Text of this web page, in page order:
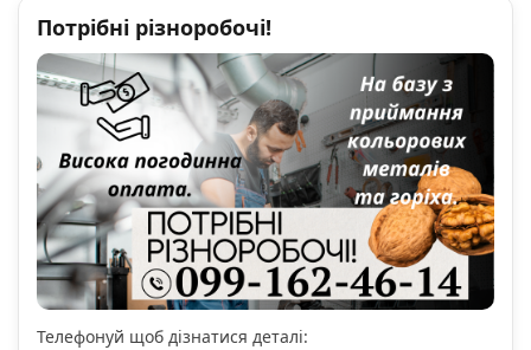
Потрібні різноробочі!
Телефонуй щоб дізнатися деталі: